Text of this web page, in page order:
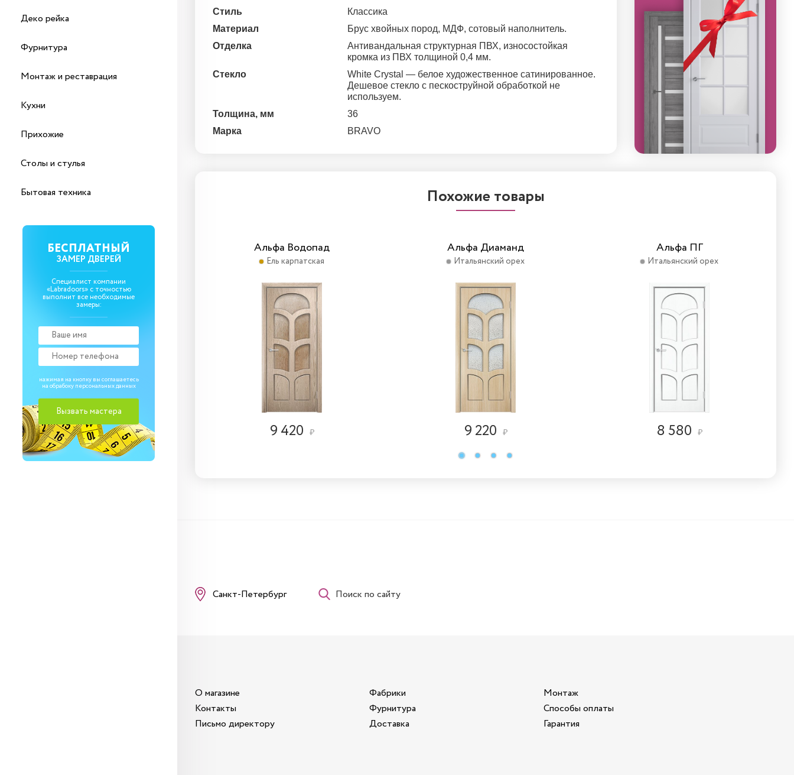
Деко рейка
Фурнитура
Монтаж и реставрация
Кухни
Прихожие
Столы и стулья
Бытовая техника
БЕСПЛАТНЫЙ
ЗАМЕР ДВЕРЕЙ
Специалист компании
«Labradoors» с точностью
выполнит все необходимые
замеры:
нажимая на кнопку вы соглашаетесь
на обрабоку персональных данных
Стиль
классика
Материал
Брус хвойных пород, МДФ, сотовый наполнитель.
Отделка
Антивандальная структурная ПВХ, износостойкая
кромка из ПВХ толщиной 0,4 мм.
Стекло
White Сrystal — белое художественное сатинированное.
Дешевое стекло с пескоструйной обработкой не
используем.
Толщина, мм
36
Марка
BRAVO
Похожие товары
Браво-0.81
Cream Pro
5 970 ₽
Альфа Водопад
Ель карпатская
9 420 ₽
Альфа Диаманд
Итальянский орех
9 220 ₽
Альфа ПГ
Итальянский орех
8 580 ₽
Санкт-Петербург Поиск по сайту
О магазине
Контакты
Письмо директору
Фабрики
Фурнитура
Доставка
Монтаж
Способы оплаты
Гарантия